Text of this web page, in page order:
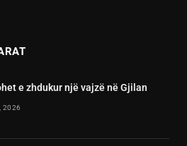
e zhdukur një vajzë në Gjilan
2026